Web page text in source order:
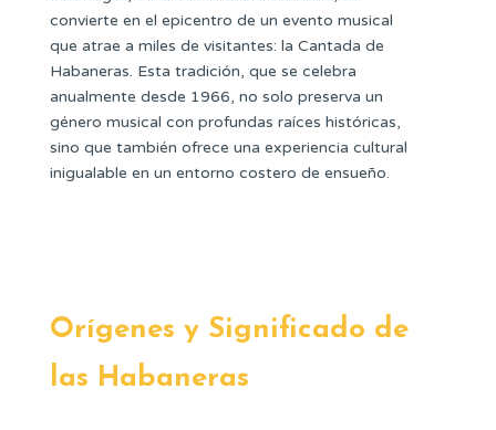
convierte en el epicentro de un evento musical
que atrae a miles de visitantes: la Cantada de
Habaneras. Esta tradición, que se celebra
anualmente desde 1966, no solo preserva un
género musical con profundas raíces históricas,
sino que también ofrece una experiencia cultural
inigualable en un entorno costero de ensueño.
Orígenes y Significado de
las Habaneras